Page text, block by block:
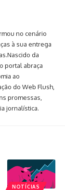
no cenário
à sua entrega
da
portal abraça
ao
do Web Flush,
promessas,
jornalística.
NOTÍCIAS